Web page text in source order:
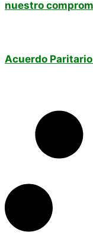
nuestro
Acuerdo